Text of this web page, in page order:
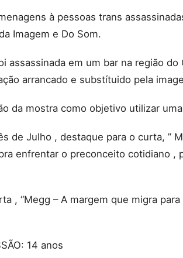
à pessoas trans
Imagem e Do Som.
assassinada em um bar na região
arrancado e substítuido pela
da mostra como objetivo utilizar
de Julho , destaque para o curta, ”
enfrentar o preconceito cotidiano ,
, “Megg – A margem que migra
14 anos